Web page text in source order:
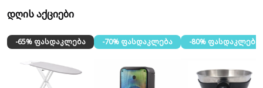
დღის აქციები
-65% ფასდაკლება -70% ფასდაკლება -80% ფასდაკლება